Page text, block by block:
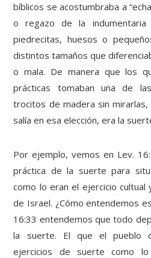
bíblicos se acostumbraba a
o regazo de la indumentaria
piedrecitas, huesos o
distintos tamaños que
o mala. De manera que los
prácticas tomaban una de
trocitos de madera sin
salía en esa elección, era la
Por ejemplo, vemos en Lev.
práctica de la suerte para
como lo eran el ejercicio
de Israel. ¿Cómo entendemos
16:33 entendemos que todo
la suerte. El que el pueblo
ejercicios de suerte como